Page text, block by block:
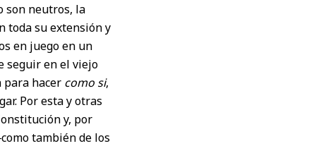
son neutros, la
toda su extensión y
en juego en un
en el viejo
para hacer como si,
Por esta y otras
y, por
también de los